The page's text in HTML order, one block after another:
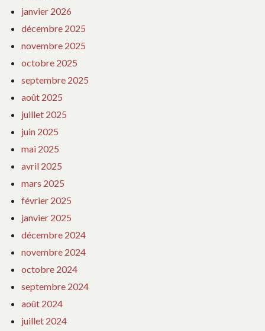
janvier 2026
décembre 2025
novembre 2025
octobre 2025
septembre 2025
août 2025
juillet 2025
juin 2025
mai 2025
avril 2025
mars 2025
février 2025
janvier 2025
décembre 2024
novembre 2024
octobre 2024
septembre 2024
août 2024
juillet 2024